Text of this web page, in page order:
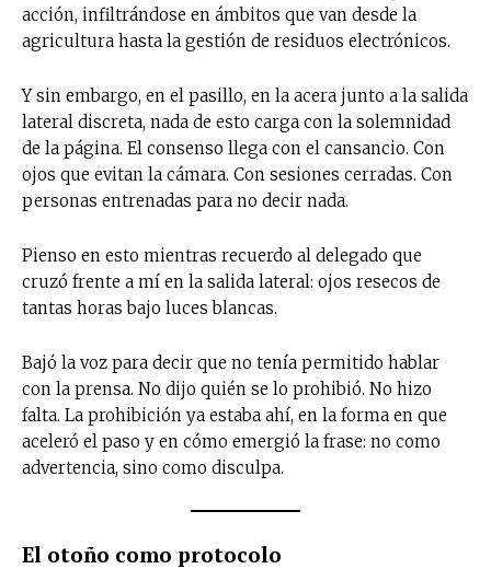
acción, infiltrándose en ámbitos que van desde la
agricultura hasta la gestión de residuos electrónicos.
Y sin embargo, en el pasillo, en la acera junto a la salida
lateral discreta, nada de esto carga con la solemnidad
de la página. El consenso llega con el cansancio. Con
ojos que evitan la cámara. Con sesiones cerradas. Con
personas entrenadas para no decir nada.
Pienso en esto mientras recuerdo al delegado que
cruzó frente a mí en la salida lateral: ojos resecos de
tantas horas bajo luces blancas.
Bajó la voz para decir que no tenía permitido hablar
con la prensa. No dijo quién se lo prohibió. No hizo
falta. La prohibición ya estaba ahí, en la forma en que
aceleró el paso y en cómo emergió la frase: no como
advertencia, sino como disculpa.
El otoño como protocolo